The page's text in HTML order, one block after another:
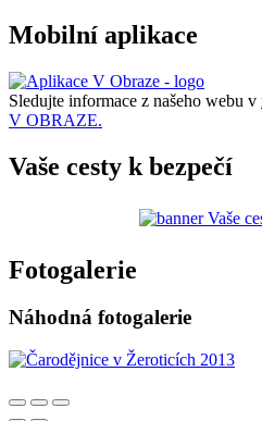
Mobilní aplikace
Sledujte informace z našeho webu v
V OBRAZE.
Vaše cesty k bezpečí
Fotogalerie
Náhodná fotogalerie